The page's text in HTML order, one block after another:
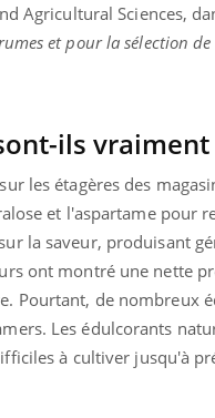
Agricultural Sciences,
et pour la sélection
ils
les étagères des
et l'aspartame pour
la saveur, produisant
ont montré une nette
Pourtant, de nombreux
Les édulcorants
à cultiver jusqu'à